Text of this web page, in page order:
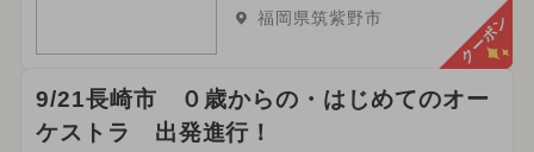
福岡県筑紫野市 クーポン
9/21長崎市 ０歳からの・はじめてのオー
ケストラ 出発進行！